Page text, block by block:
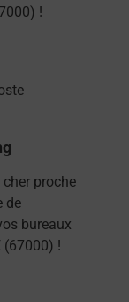
!
proche
de
bureaux
(67000) !